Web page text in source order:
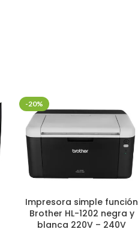
-20%
Impresora simple función
Brother HL-1202 negra y
blanca 220V – 240V